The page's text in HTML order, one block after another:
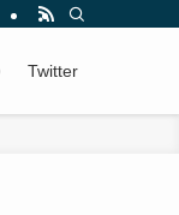
Twitter